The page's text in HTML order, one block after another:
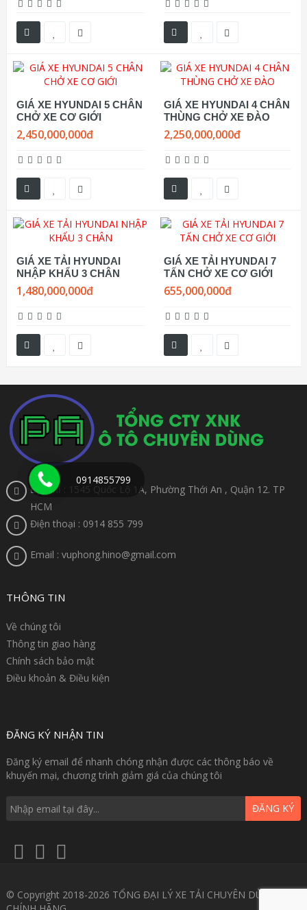
GIÁ XE HYUNDAI 5 CHÂN
CHỞ XE CƠ GIỚI
2,450,000,000đ
GIÁ XE HYUNDAI 4 CHÂN
THÙNG CHỞ XE ĐÀO
2,250,000,000đ
GIÁ XE TẢI HYUNDAI
NHẬP KHẨU 3 CHÂN
1,480,000,000đ
GIÁ XE TẢI HYUNDAI 7
TẤN CHỞ XE CƠ GIỚI
655,000,000đ
Địa chỉ : 1545 Quốc Lộ 1A, Phường Thới An , Quận 12. TP
HCM
Điện thoại : 0914 855 799
Email : vuphong.hino@gmail.com
THÔNG TIN
Về chúng tôi
Thông tin giao hàng
Chính sách bảo mật
Điều khoản & Điều kiện
ĐĂNG KÝ NHẬN TIN
Đăng ký email để nhanh chóng nhận được các thông báo về
khuyến mại, chương trình giảm giá của chúng tôi
ĐĂNG KÝ
© Copyright 2018-2026 TỔNG ĐẠI LÝ XE TẢI CHUYÊN DÙNG GIÁ
0914855799